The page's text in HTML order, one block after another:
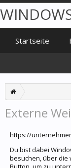
Externe
https://
Du bist dabei
besuchen, über die
Startseite